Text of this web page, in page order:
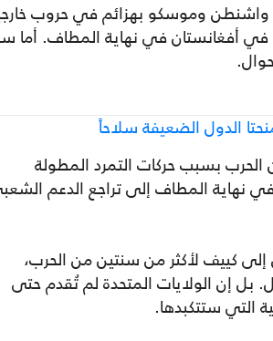
وموسكو بهزائم في حروب
في أفغانستان في نهاية المطاف. أما
الدول الضعيفة سلاحاً
بسبب حركات التمرد المطولة
نهاية المطاف إلى تراجع الدعم
كييف لأكثر من سنتين من الحرب،
إن الولايات المتحدة لم تُقدم حتى
التي ستتكبدها.